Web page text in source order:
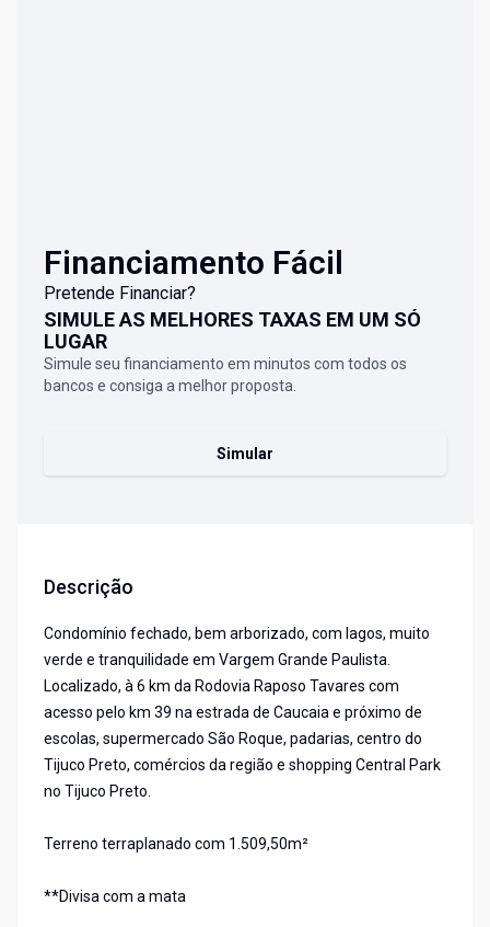
Financiamento Fácil
Pretende Financiar?
SIMULE AS MELHORES TAXAS EM UM SÓ
LUGAR
Simule seu financiamento em minutos com todos os
bancos e consiga a melhor proposta.
Simular
Descrição
Condomínio fechado, bem arborizado, com lagos, muito
verde e tranquilidade em Vargem Grande Paulista.
Localizado, à 6 km da Rodovia Raposo Tavares com
acesso pelo km 39 na estrada de Caucaia e próximo de
escolas, supermercado São Roque, padarias, centro do
Tijuco Preto, comércios da região e shopping Central Park
no Tijuco Preto.
Terreno terraplanado com 1.509,50m²
**Divisa com a mata